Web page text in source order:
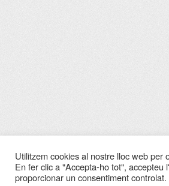
Utilitzem cookies al nostre lloc web per
En fer clic a "Accepta-ho tot",
proporcionar un consentiment controlat.